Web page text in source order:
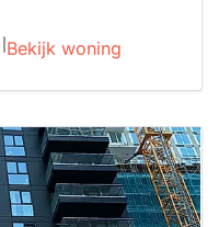
Bekijk woning